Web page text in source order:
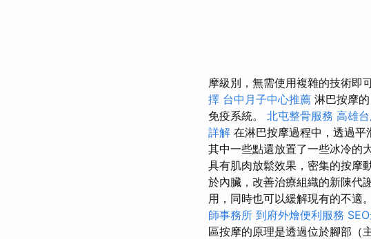
摩級別，無需使用複雜的技術即
擇 台中月子中心推薦 淋巴按摩
免疫系統。 北屯整骨服務 高雄
詳解 在淋巴按摩過程中，透過平
其中一些點還放置了一些冰冷的
具有肌肉放鬆效果，密集的按摩
於內臟，改善治療組織的新陳代
用，同時也可以緩解現有的不適
師事務所 到府外燴便利服務
區按摩的原理是透過位於腳部（